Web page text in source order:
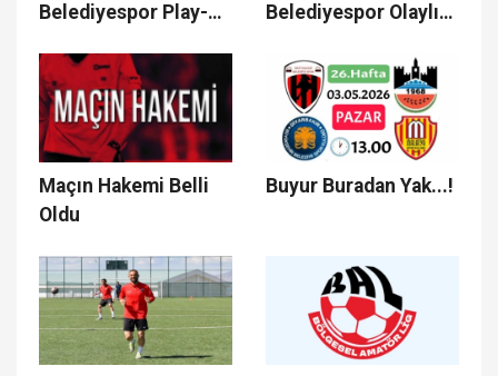
Belediyespor Play-
Belediyespor Olaylı
Maçın Hakemi Belli
Oldu
Buyur Buradan Yak...!